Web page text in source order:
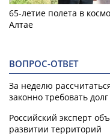
65-летие полета в
Алтае
ВОПРОС-ОТВЕТ
За неделю
законно требовать долг
Российский эксперт
развитии территорий